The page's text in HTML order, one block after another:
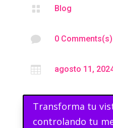
 Blog
 0 Comments(s)
 agosto 11,
Transforma tu
controlando tu